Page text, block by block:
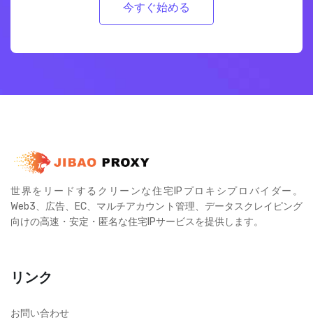
今すぐ始める
世界をリードするクリーンな住宅IPプロキシプロバイダー。
Web3、広告、EC、マルチアカウント管理、データスクレイピング
向けの高速・安定・匿名な住宅IPサービスを提供します。
リンク
お問い合わせ